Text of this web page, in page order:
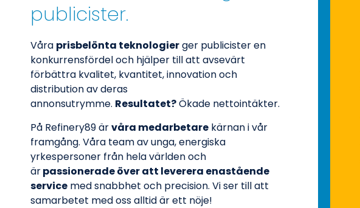
publicister.
Våra prisbelönta teknologierger publicister en
konkurrensfördel och hjälper till att avsevärt
förbättra kvalitet, kvantitet, innovation och
distribution av deras
annonsutrymme. Resultatet?Ökade nettointäkter.
På Refinery89 ärvåra medarbetare kärnan i vår
framgång. Våra team av unga, energiska
yrkespersoner från hela världen och
ärpassionerade över att leverera enastående
service med snabbhet och precision. Vi ser till att
samarbetet med oss alltid är ett nöje!